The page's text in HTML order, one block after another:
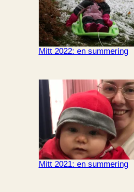
Mitt 2022: en summering
Mitt 2021: en summering